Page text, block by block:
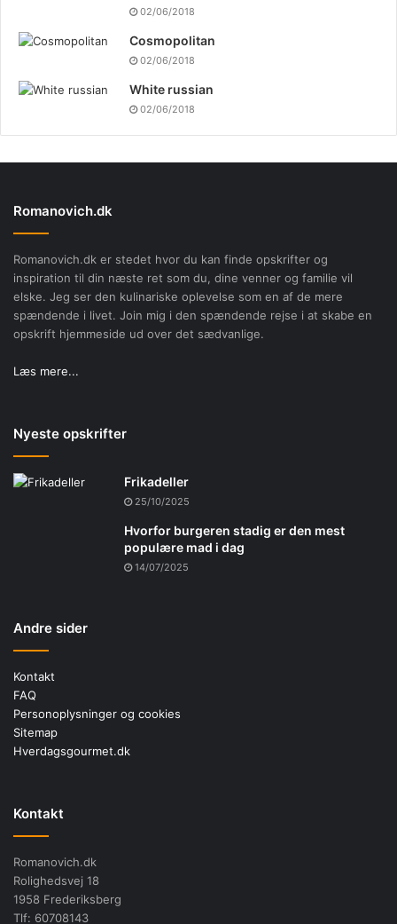
02/06/2018
Cosmopolitan
02/06/2018
White russian
02/06/2018
Romanovich.dk
Romanovich.dk er stedet hvor du kan finde opskrifter og
inspiration til din næste ret som du, dine venner og familie vil
elske. Jeg ser den kulinariske oplevelse som en af de mere
spændende i livet. Join mig i den spændende rejse i at skabe en
opskrift hjemmeside ud over det sædvanlige.
Læs mere...
Nyeste opskrifter
Frikadeller
25/10/2025
Hvorfor burgeren stadig er den mest
populære mad i dag
14/07/2025
Andre sider
Kontakt
FAQ
Personoplysninger og cookies
Sitemap
Hverdagsgourmet.dk
Kontakt
Romanovich.dk
Rolighedsvej 18
1958 Frederiksberg
Tlf: 60708143